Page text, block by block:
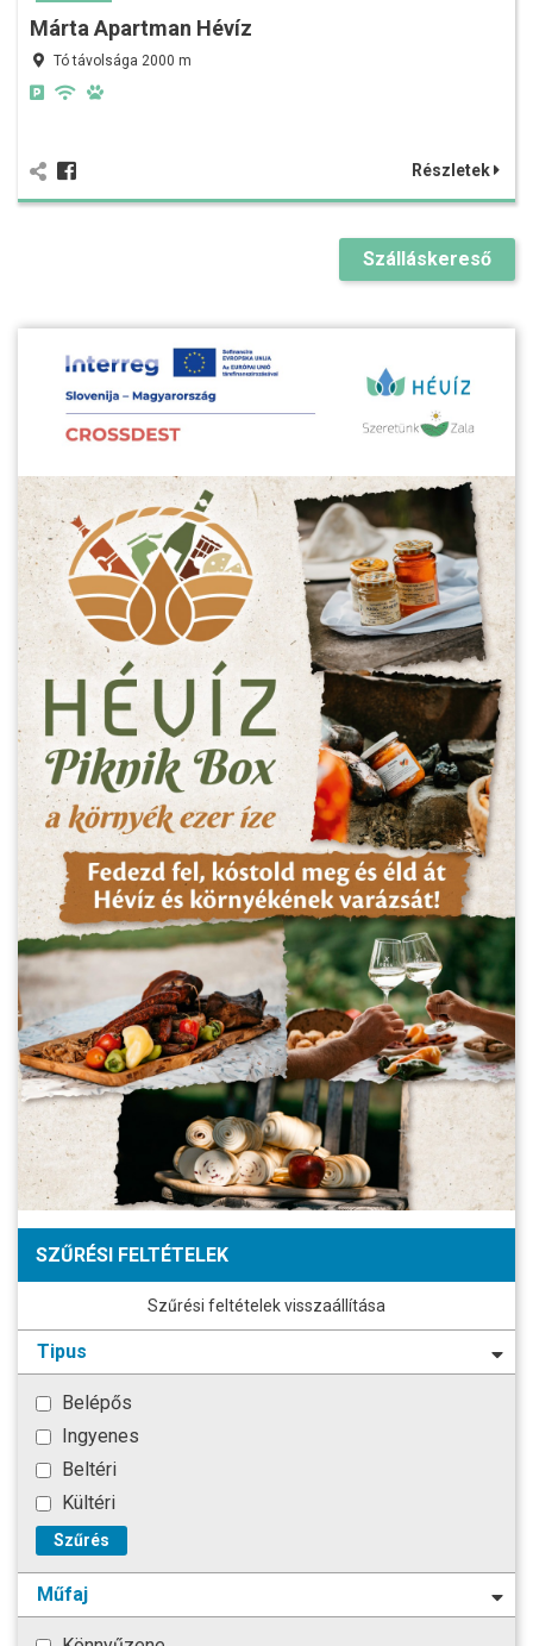
Márta Apartman Hévíz
Tó távolsága 2000 m
Részletek
Szálláskereső
SZŰRÉSI FELTÉTELEK
Szűrési feltételek visszaállítása
Tipus
Belépős
Ingyenes
Beltéri
Kültéri
Szűrés
Műfaj